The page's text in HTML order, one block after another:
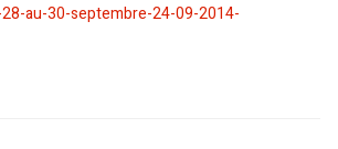
au-30-septembre-24-09-2014-